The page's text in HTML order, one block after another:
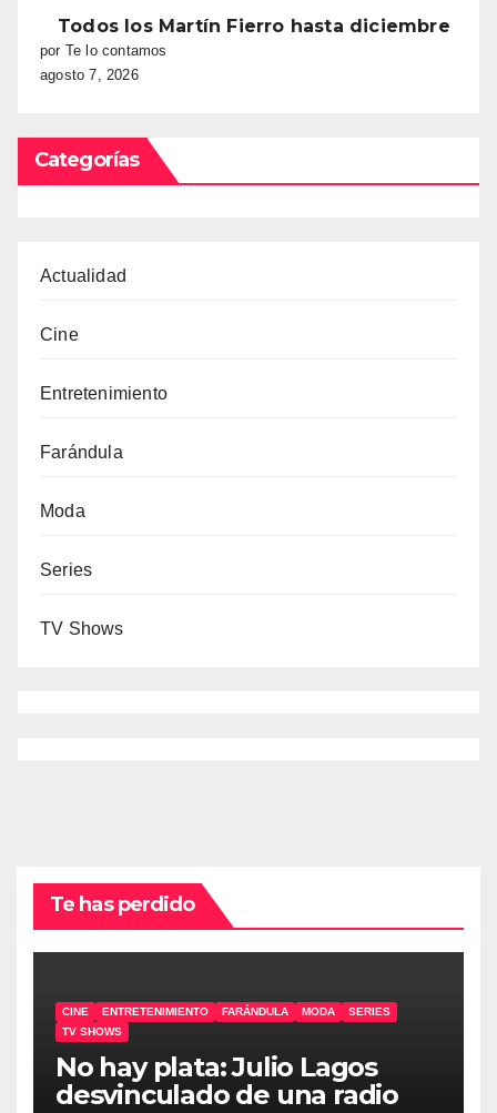
Todos los Martín Fierro hasta diciembre
por Te lo contamos
agosto 7, 2026
Categorías
Actualidad
Cine
Entretenimiento
Farándula
Moda
Series
TV Shows
Te has perdido
CINE ENTRETENIMIENTO FARÁNDULA MODA
SERIES
TV SHOWS
No hay plata: Julio Lagos
desvinculado de una radio